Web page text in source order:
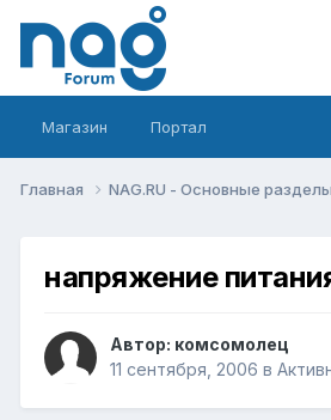
Магазин Портал
Главная NAG.RU - Основные разделы
напряжение
Автор: комсомолец
11 сентября, 2006 в